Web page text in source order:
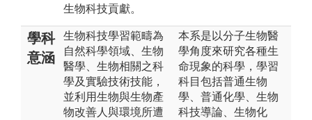
生物科技貢獻。
學科
意涵
生物科技學習範疇為
自然科學領域、生物
醫學、生物相關之科
學及實驗技術技能，
並利用生物與生物產
物改善人與環境所遭
本系是以分子生物醫
學角度來研究各種生
命現象的科學，學習
科目包括普通生物
學、普通化學、生物
科技導論、生物化